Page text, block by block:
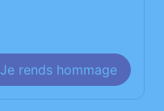
Je rends hommage